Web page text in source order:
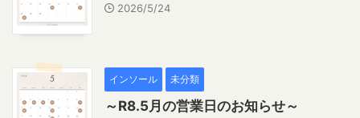
2026/5/24
インソール 未分類
～R8.5月の営業日のお知らせ～